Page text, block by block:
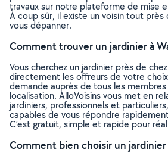
travaux sur notre plateforme de mise
À coup sûr, il existe un voisin tout près
vous dépanner.
Comment trouver un jardinier à
Vous cherchez un jardinier près de
directement les offreurs de votre
demande auprès de tous les
localisation. AlloVoisins vous met en
jardiniers, professionnels et
capables de vous répondre
C’est gratuit, simple et rapide pour
Comment bien choisir un